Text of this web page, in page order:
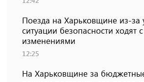
Поезда на Харьковщине из-за
ситуации безопасности ходят с
изменениями
12:25
На Харьковщине за